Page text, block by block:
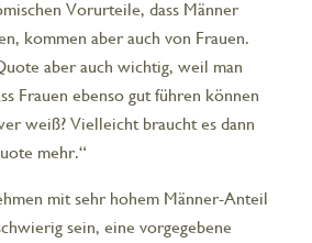
Vorurteile, dass Männer
kommen aber auch von Frauen.
aber auch wichtig, weil man
Frauen ebenso gut führen können
weiß? Vielleicht braucht es dann
mehr.“
mit sehr hohem Männer-Anteil
sein, eine vorgegebene